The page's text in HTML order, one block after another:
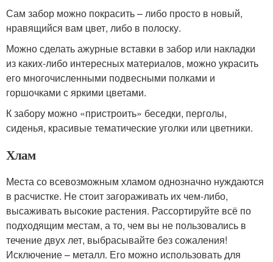
Сам забор можно покрасить – либо просто в новый,
нравящийся вам цвет, либо в полоску.
Можно сделать ажурные вставки в забор или накладки
из каких-либо интересных материалов, можно украсить
его многочисленными подвесными полками и
горшочками с яркими цветами.
К забору можно «пристроить» беседки, перголы,
сиденья, красивые тематические уголки или цветники.
Хлам
Места со всевозможным хламом однозначно нуждаются
в расчистке. Не стоит загораживать их чем-либо,
высаживать высокие растения. Рассортируйте всё по
подходящим местам, а то, чем вы не пользовались в
течение двух лет, выбрасывайте без сожаления!
Исключение – металл. Его можно использовать для